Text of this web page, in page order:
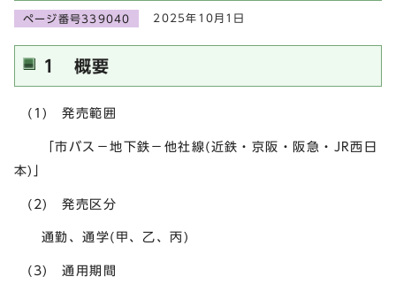
ページ番号339040 2025年10月1日
1 概要
(1) 発売範囲
「市バス－地下鉄－他社線(近鉄・京阪・阪急・JR西日
本)」
(2) 発売区分
通勤、通学(甲、乙、丙)
(3) 通用期間